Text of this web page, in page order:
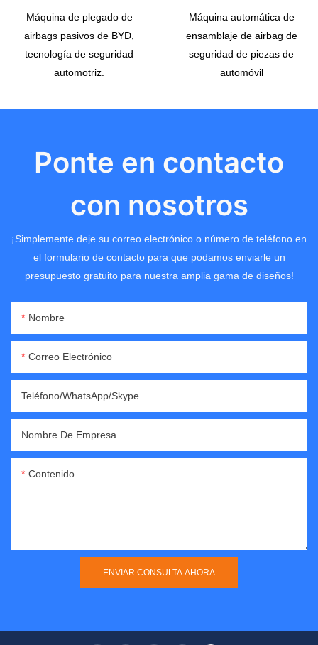
Máquina de plegado de
airbags pasivos de BYD,
tecnología de seguridad
automotriz.
Máquina automática de
ensamblaje de airbag de
seguridad de piezas de
automóvil
Ponte en contacto
con nosotros
¡Simplemente deje su correo electrónico o número de teléfono en
el formulario de contacto para que podamos enviarle un
presupuesto gratuito para nuestra amplia gama de diseños!
Nombre
Correo Electrónico
Teléfono/WhatsApp/Skype
Nombre De Empresa
Contenido
ENVIAR CONSULTA AHORA